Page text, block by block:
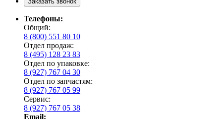
Телефоны:
Общий:
8 (800) 551 80 10
Отдел продаж:
8 (495) 128 23 83
Отдел по упаковке:
8 (927) 767 04 30
Отдел по запчастям:
8 (927) 767 05 99
Сервис:
8 (927) 767 05 38
Email: